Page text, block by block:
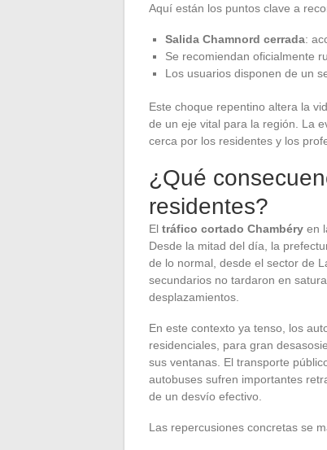
Aquí están los puntos clave a
Salida Chamnord cerrada:
Se recomiendan oficialmente
Los usuarios disponen de un
Este choque repentino altera la
de un eje vital para la región. La
cerca por los residentes y los
¿Qué
residentes?
El tráfico cortado Chambéry en
Desde la mitad del día, la
de lo normal, desde el sector de
secundarios no tardaron en
desplazamientos.
En este contexto ya tenso, los
residenciales, para gran
sus ventanas. El transporte
autobuses sufren importantes
de un desvío efectivo.
Las repercusiones concretas se